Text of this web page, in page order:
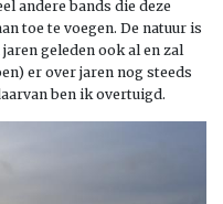
andere bands die deze
toe te voegen. De natuur is
geleden ook al en zal
er over jaren nog steeds
ben ik overtuigd.